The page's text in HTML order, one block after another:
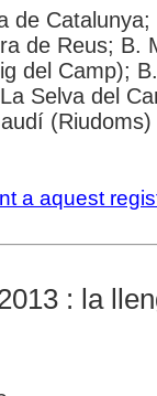
de
de Reus; B.
del Camp);
Selva del
(Riudoms)
a aquest
: la